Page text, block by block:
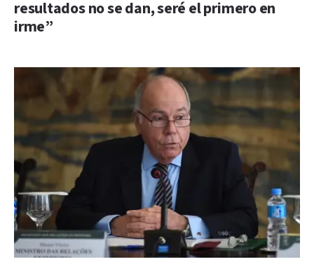
resultados no se dan, seré el primero en
irme”